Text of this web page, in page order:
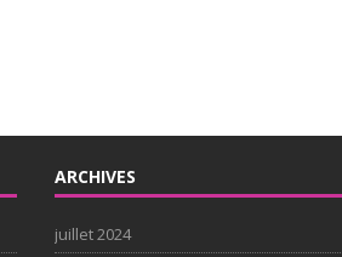
ARCHIVES
juillet 2024